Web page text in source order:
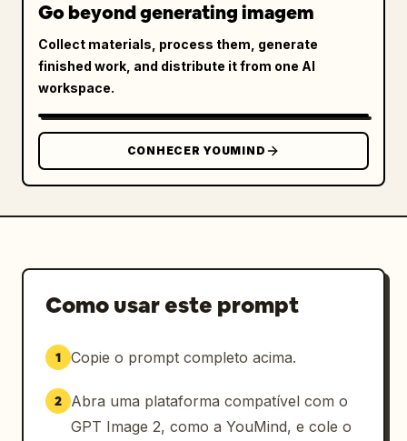
Go beyond generating imagem
Collect materials, process them, generate
finished work, and distribute it from one AI
workspace.
CONHECER YOUMIND
Como usar este prompt
1 Copie o prompt completo acima.
2
Abra uma plataforma compatível com o
GPT Image 2, como a YouMind, e cole o